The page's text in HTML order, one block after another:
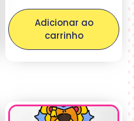
Adicionar ao
carrinho